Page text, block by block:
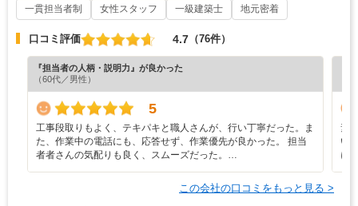
一貫担当者制
女性スタッフ 一級建築士 地元密着
口コミ評価 4.7 （76件）
『担当者の人柄・説明力』が良かった
（60代／男性）
5
工事段取りもよく、テキパキと職人さんが、行い丁寧だった。ま
た、作業中の電話にも、応答せず、作業優先が良かった。 担当
者者さんの気配りも良く、スムーズだった。…
素
い
に
この会社の口コミをもっと見る >